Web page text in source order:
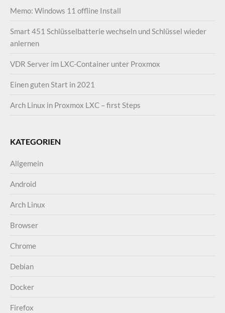
Memo: Windows 11 offline Install
Smart 451 Schlüsselbatterie wechseln und Schlüssel wieder
anlernen
VDR Server im LXC-Container unter Proxmox
Einen guten Start in 2021
Arch Linux in Proxmox LXC – first Steps
KATEGORIEN
Allgemein
Android
Arch Linux
Browser
Chrome
Debian
Docker
Firefox